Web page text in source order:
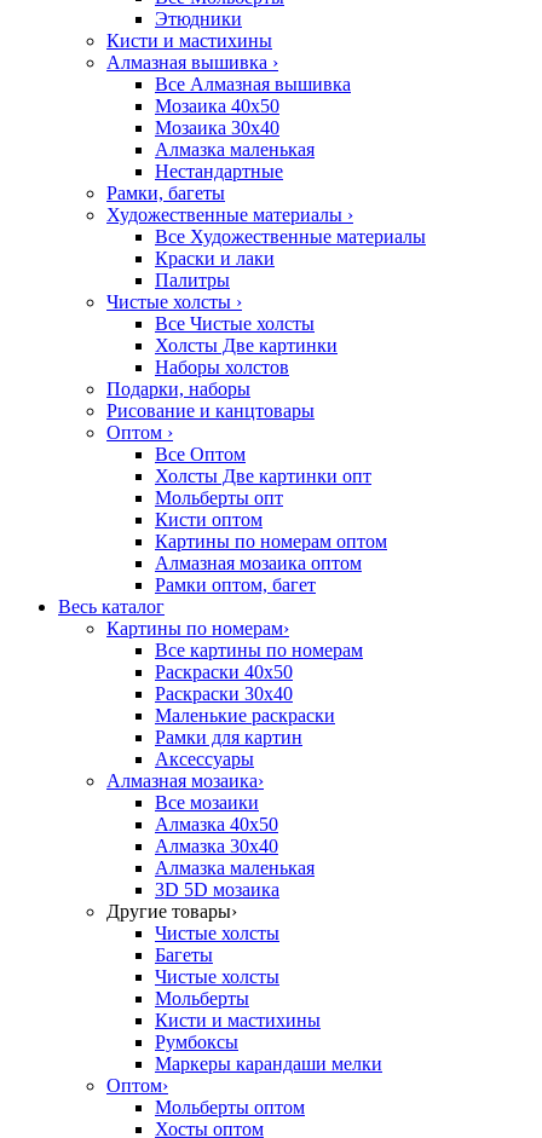
Этюдники
Кисти и мастихины
Алмазная вышивка ›
Все Алмазная вышивка
Мозаика 40x50
Мозаика 30x40
Алмазка маленькая
Нестандартные
Рамки, багеты
Художественные материалы ›
Все Художественные материалы
Краски и лаки
Палитры
Чистые холсты ›
Все Чистые холсты
Холсты Две картинки
Наборы холстов
Подарки, наборы
Рисование и канцтовары
Оптом ›
Все Оптом
Холсты Две картинки опт
Мольберты опт
Кисти оптом
Картины по номерам оптом
Алмазная мозаика оптом
Рамки оптом, багет
Весь каталог
Картины по номерам›
Все картины по номерам
Раскраски 40х50
Раскраски 30х40
Маленькие раскраски
Рамки для картин
Аксессуары
Алмазная мозаика›
Все мозаики
Алмазка 40х50
Алмазка 30х40
Алмазка маленькая
3D 5D мозаика
Другие товары›
Чистые холсты
Багеты
Чистые холсты
Мольберты
Кисти и мастихины
Румбоксы
Маркеры карандаши мелки
Оптом›
Мольберты оптом
Хосты оптом